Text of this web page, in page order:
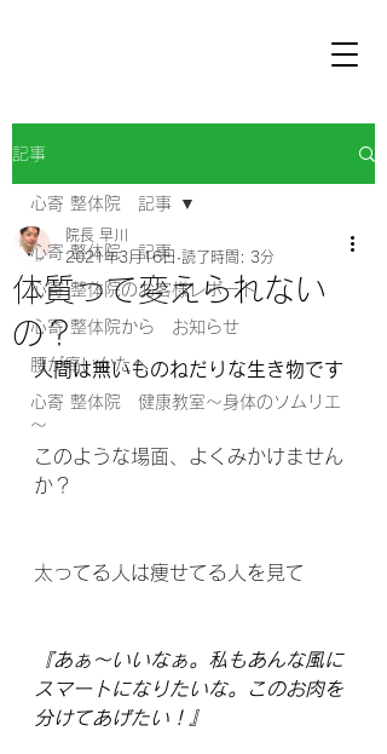
記事
心寄 整体院 記事
心寄 整体院のお客様レポート
心寄 整体院から お知らせ
腰が痛いかたへ
心寄 整体院 健康教室～身体のソムリエ
～
心寄 整体院 記事
体質って変えられない
の？
院長 早川
2021年3月16日 読了時間: 3分
人間は無いものねだりな生き物です
このような場面、よくみかけません
か？
太ってる人は痩せてる人を見て
『あぁ～いいなぁ。私もあんな風に
スマートになりたいな。このお肉を
分けてあげたい！』